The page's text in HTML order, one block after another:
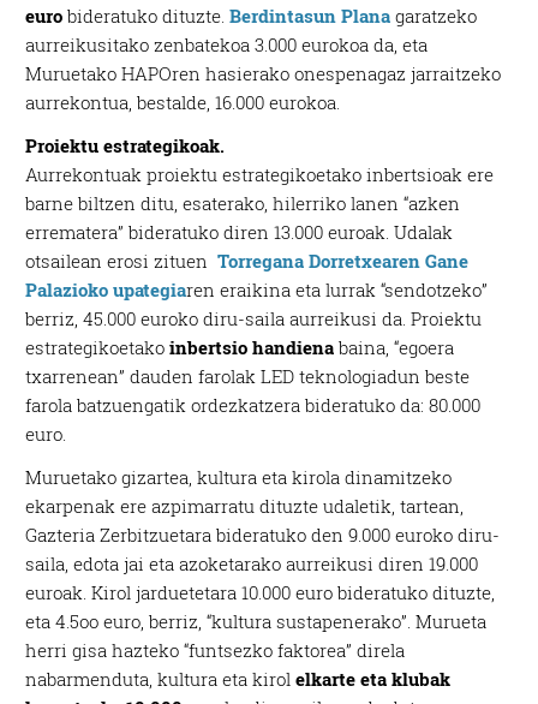
euro bideratuko dituzte.Berdintasun Plana garatzeko
aurreikusitako zenbatekoa 3.000 eurokoa da, eta
Muruetako HAPOren hasierako onespenagaz jarraitzeko
aurrekontua, bestalde, 16.000 eurokoa.
Proiektu estrategikoak.
Aurrekontuak proiektu estrategikoetako inbertsioak ere
barne biltzen ditu, esaterako, hilerriko lanen “azken
errematera” bideratuko diren 13.000 euroak. Udalak
otsailean erosi zituenTorregana Dorretxearen Gane
Palazioko upategiaren eraikina eta lurrak “sendotzeko”
berriz, 45.000 euroko diru-saila aurreikusi da. Proiektu
estrategikoetakoinbertsio handiena baina, “egoera
txarrenean” dauden farolak LED teknologiadun beste
farola batzuengatik ordezkatzera bideratuko da: 80.000
euro.
Muruetako gizartea, kultura eta kirola dinamitzeko
ekarpenak ere azpimarratu dituzte udaletik, tartean,
Gazteria Zerbitzuetara bideratuko den 9.000 euroko diru-
saila, edota jai eta azoketarako aurreikusi diren 19.000
euroak. Kirol jarduetetara 10.000 euro bideratuko dituzte,
eta 4.5oo euro, berriz, “kultura sustapenerako”. Murueta
herri gisa hazteko “funtsezko faktorea” direla
nabarmenduta, kultura eta kirolelkarte eta klubak